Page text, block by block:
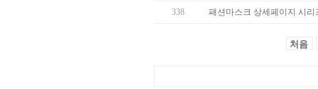
338 패션마스크 상세페이지 시리
처음